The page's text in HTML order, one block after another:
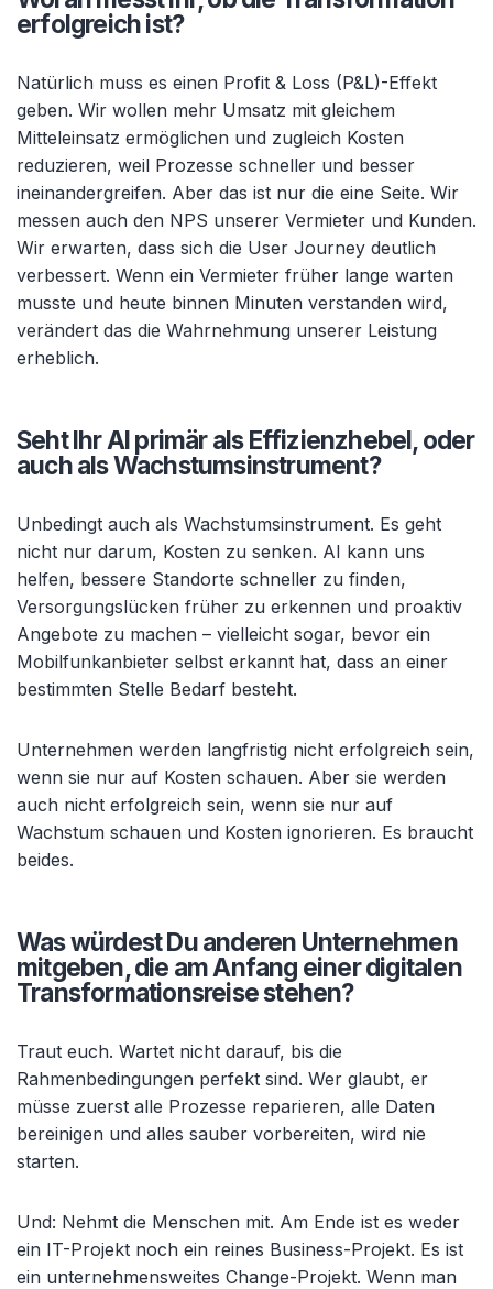
erfolgreich ist?
Natürlich muss es einen Profit & Loss (P&L)-Effekt
geben. Wir wollen mehr Umsatz mit gleichem
Mitteleinsatz ermöglichen und zugleich Kosten
reduzieren, weil Prozesse schneller und besser
ineinandergreifen. Aber das ist nur die eine Seite. Wir
messen auch den NPS unserer Vermieter und Kunden.
Wir erwarten, dass sich die User Journey deutlich
verbessert. Wenn ein Vermieter früher lange warten
musste und heute binnen Minuten verstanden wird,
verändert das die Wahrnehmung unserer Leistung
erheblich.
Seht Ihr AI primär als Effizienzhebel, oder
auch als Wachstumsinstrument?
Unbedingt auch als Wachstumsinstrument. Es geht
nicht nur darum, Kosten zu senken. AI kann uns
helfen, bessere Standorte schneller zu finden,
Versorgungslücken früher zu erkennen und proaktiv
Angebote zu machen – vielleicht sogar, bevor ein
Mobilfunkanbieter selbst erkannt hat, dass an einer
bestimmten Stelle Bedarf besteht.
Unternehmen werden langfristig nicht erfolgreich sein,
wenn sie nur auf Kosten schauen. Aber sie werden
auch nicht erfolgreich sein, wenn sie nur auf
Wachstum schauen und Kosten ignorieren. Es braucht
beides.
Was würdest Du anderen Unternehmen
mitgeben, die am Anfang einer digitalen
Transformationsreise stehen?
Traut euch. Wartet nicht darauf, bis die
Rahmenbedingungen perfekt sind. Wer glaubt, er
müsse zuerst alle Prozesse reparieren, alle Daten
bereinigen und alles sauber vorbereiten, wird nie
starten.
Und: Nehmt die Menschen mit. Am Ende ist es weder
ein IT-Projekt noch ein reines Business-Projekt. Es ist
ein unternehmensweites Change-Projekt. Wenn man